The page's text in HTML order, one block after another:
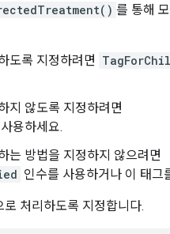
를 통해
도록 지정하려면
지 않도록 지정하려면
용하세요.
는 방법을 지정하지 않으려면
인수를 사용하거나 이 태그
처리하도록 지정합니다.